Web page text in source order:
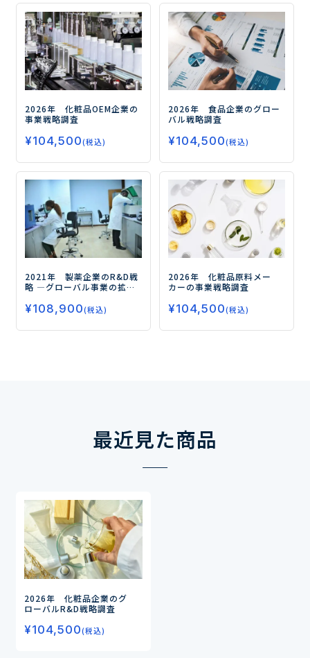
2026年 化粧品OEM企業の
事業戦略調査
¥104,500(税込)
2026年 食品企業のグロー
バル戦略調査
¥104,500(税込)
2021年 製薬企業のR&D戦
略 ―グローバル事業の拡大
―
¥108,900(税込)
2026年 化粧品原料メー
カーの事業戦略調査
¥104,500(税込)
最近見た商品
2026年 化粧品企業のグ
ローバルR&D戦略調査
¥104,500(税込)